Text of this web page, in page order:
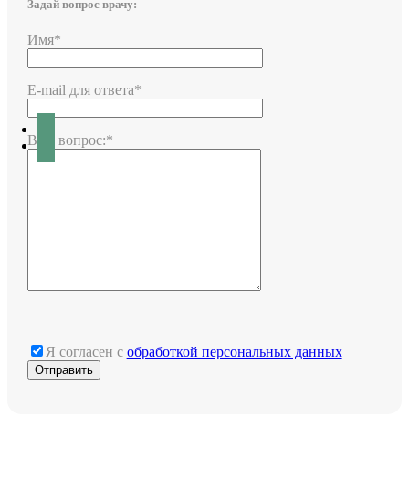
Задай вопрос врачу:
Имя*
E-mail для ответа*
Ваш вопрос:*
Я согласен с обработкой персональных данных